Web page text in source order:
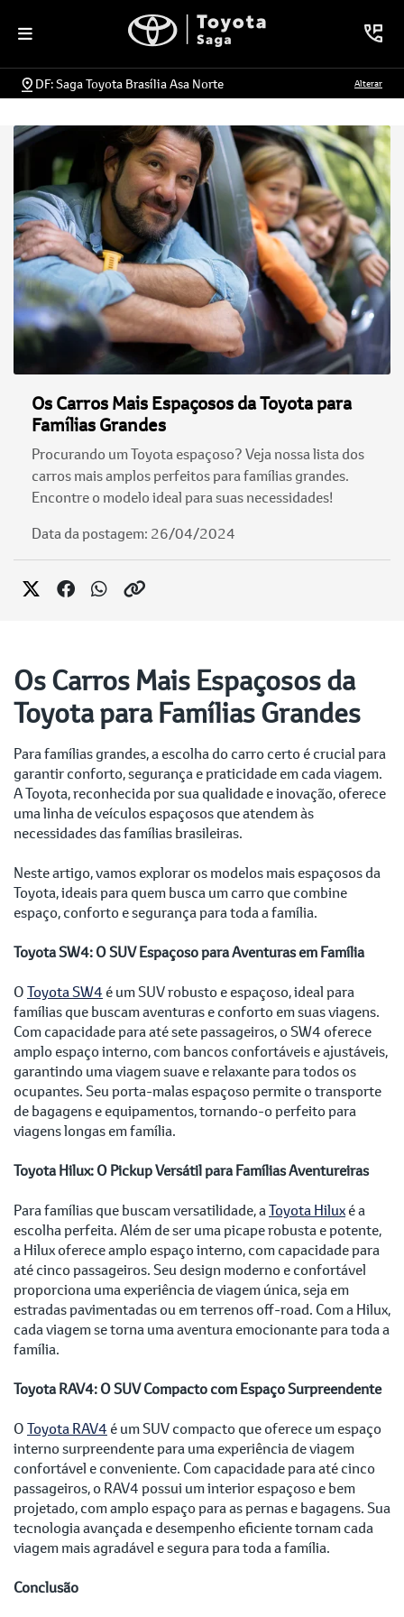
DF: Saga Toyota Brasília Asa Norte Alterar
Os Carros Mais Espaçosos da Toyota para
Famílias Grandes
Procurando um Toyota espaçoso? Veja nossa lista dos
carros mais amplos perfeitos para famílias grandes.
Encontre o modelo ideal para suas necessidades!
Data da postagem: 26/04/2024
Os Carros Mais Espaçosos da
Toyota para Famílias Grandes
Para famílias grandes, a escolha do carro certo é crucial para
garantir conforto, segurança e praticidade em cada viagem.
A Toyota, reconhecida por sua qualidade e inovação, oferece
uma linha de veículos espaçosos que atendem às
necessidades das famílias brasileiras.
Neste artigo, vamos explorar os modelos mais espaçosos da
Toyota, ideais para quem busca um carro que combine
espaço, conforto e segurança para toda a família.
Toyota SW4: O SUV Espaçoso para Aventuras em Família
OToyota SW4 é um SUV robusto e espaçoso, ideal para
famílias que buscam aventuras e conforto em suas viagens.
Com capacidade para até sete passageiros, o SW4 oferece
amplo espaço interno, com bancos confortáveis e ajustáveis,
garantindo uma viagem suave e relaxante para todos os
ocupantes. Seu porta-malas espaçoso permite o transporte
de bagagens e equipamentos, tornando-o perfeito para
viagens longas em família.
Toyota Hilux: O Pickup Versátil para Famílias Aventureiras
Para famílias que buscam versatilidade, aToyota Hiluxé a
escolha perfeita. Além de ser uma picape robusta e potente,
a Hilux oferece amplo espaço interno, com capacidade para
até cinco passageiros. Seu design moderno e confortável
proporciona uma experiência de viagem única, seja em
estradas pavimentadas ou em terrenos off-road. Com a Hilux,
cada viagem se torna uma aventura emocionante para toda a
família.
Toyota RAV4: O SUV Compacto com Espaço Surpreendente
OToyota RAV4 é um SUV compacto que oferece um espaço
interno surpreendente para uma experiência de viagem
confortável e conveniente. Com capacidade para até cinco
passageiros, o RAV4 possui um interior espaçoso e bem
projetado, com amplo espaço para as pernas e bagagens. Sua
tecnologia avançada e desempenho eficiente tornam cada
viagem mais agradável e segura para toda a família.
Conclusão